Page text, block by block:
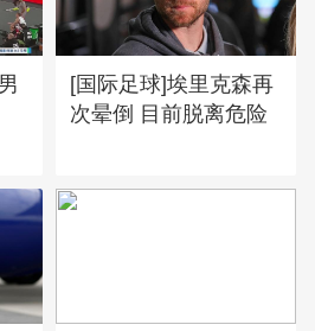
[国际足球]埃里克森再
次晕倒 目前脱离危险